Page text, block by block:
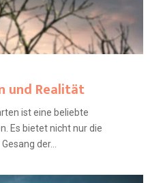
und Realität
ist eine beliebte
Es bietet nicht nur die
der...